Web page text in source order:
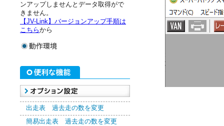
ンアップしませんとデータ取得がで
きません。
【JV-Link】バージョンアップ手順は
こちらから
出走表 過去走の数を変更
簡易出走表 過去走の数を変更